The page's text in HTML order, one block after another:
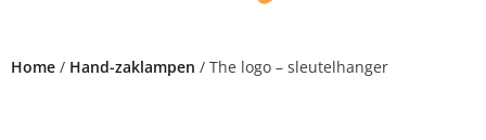
Home / Hand-zaklampen / The logo – sleutelhanger